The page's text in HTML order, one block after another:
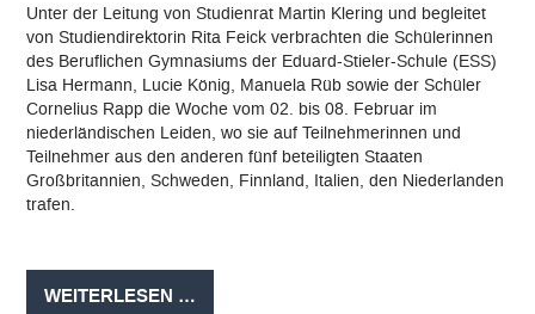
Unter der Leitung von Studienrat Martin Klering und begleitet
von Studiendirektorin Rita Feick verbrachten die Schülerinnen
des Beruflichen Gymnasiums der Eduard-Stieler-Schule (ESS)
Lisa Hermann, Lucie König, Manuela Rüb sowie der Schüler
Cornelius Rapp die Woche vom 02. bis 08. Februar im
niederländischen Leiden, wo sie auf Teilnehmerinnen und
Teilnehmer aus den anderen fünf beteiligten Staaten
Großbritannien, Schweden, Finnland, Italien, den Niederlanden
trafen.
WEITERLESEN …